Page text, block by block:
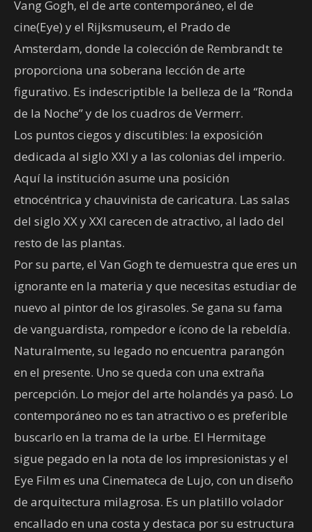
Vang Gogh, el de arte contemporáneo, el de
cine(Eye) y el Rijksmuseum, el Prado de
Amsterdam, donde la colección de Rembrandt te
proporciona una soberana lección de arte
figurativo. Es indescriptible la belleza de la “Ronda
de la Noche” y de los cuadros de Vermerr.
Los puntos ciegos y discutibles: la exposición
dedicada al siglo XXI y a las colonias del imperio.
Aquí la institución asume una posición
etnocéntrica y chauvinista de caricatura. Las salas
del siglo XX y XXI carecen de atractivo, al lado del
resto de las plantas.
Por su parte, el Van Gogh te demuestra que eres un
ignorante en la materia y que necesitas estudiar de
nuevo al pintor de los girasoles. Se gana su fama
de vanguardista, rompedor e ícono de la rebeldía.
Naturalmente, su legado no encuentra parangón
en el presente. Uno se queda con una extraña
percepción. Lo mejor del arte holandés ya pasó. Lo
contemporáneo no es tan atractivo o es preferible
buscarlo en la trama de la urbe. El Hermitage
sigue pegado en la nota de los impresionistas y el
Eye Film es una Cinemateca de Lujo, con un diseño
de arquitectura milagrosa. Es un platillo volador
encallado en una costa y destaca por su estructura